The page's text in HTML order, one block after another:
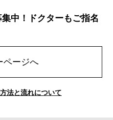
中！ドクターもご指名
ページへ
法と流れについて